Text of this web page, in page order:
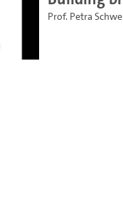
Prof. Petra